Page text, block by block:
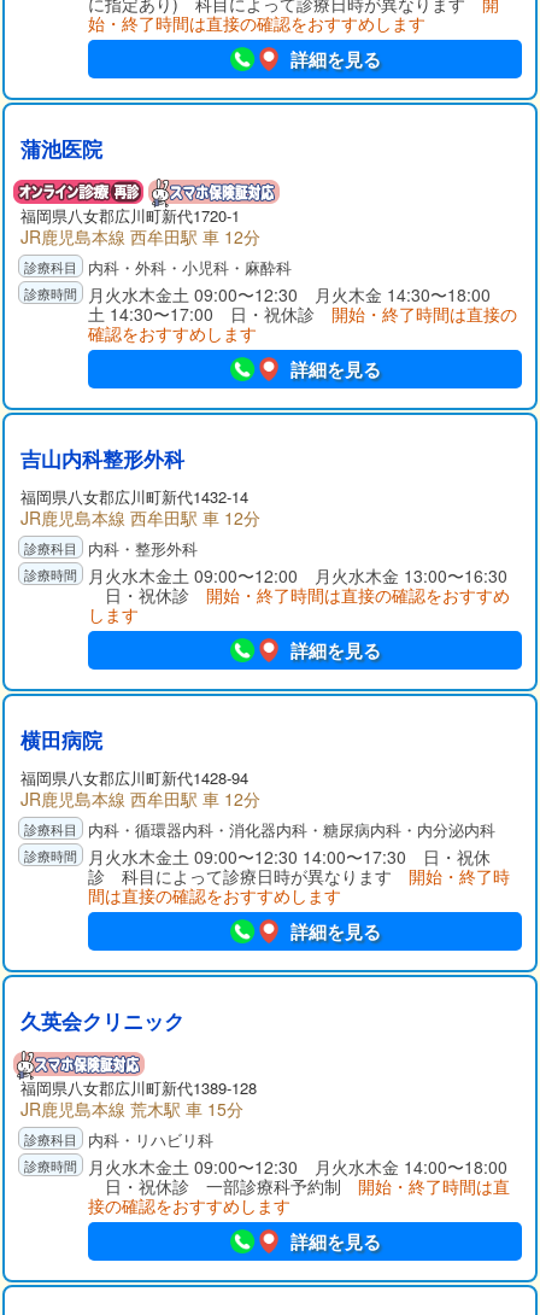
始・終了時間は直接の確認をおすすめします
詳細を見る
蒲池医院
福岡県八女郡広川町新代1720-1
JR鹿児島本線 西牟田駅 車 12分
内科・外科・小児科・麻酔科
月火水木金土 09:00〜12:30 月火木金 14:30〜18:00
土 14:30〜17:00 日・祝休診 開始・終了時間は直接の
確認をおすすめします
詳細を見る
吉山内科整形外科
福岡県八女郡広川町新代1432-14
JR鹿児島本線 西牟田駅 車 12分
内科・整形外科
月火水木金土 09:00〜12:00 月火水木金 13:00〜16:30
日・祝休診 開始・終了時間は直接の確認をおすすめ
します
詳細を見る
横田病院
福岡県八女郡広川町新代1428-94
JR鹿児島本線 西牟田駅 車 12分
内科・循環器内科・消化器内科・糖尿病内科・内分泌内科
月火水木金土 09:00〜12:30 14:00〜17:30 日・祝休
診 科目によって診療日時が異なります 開始・終了時
間は直接の確認をおすすめします
詳細を見る
久英会クリニック
福岡県八女郡広川町新代1389-128
JR鹿児島本線 荒木駅 車 15分
内科・リハビリ科
月火水木金土 09:00〜12:30 月火水木金 14:00〜18:00
日・祝休診 一部診療科予約制 開始・終了時間は直
接の確認をおすすめします
詳細を見る